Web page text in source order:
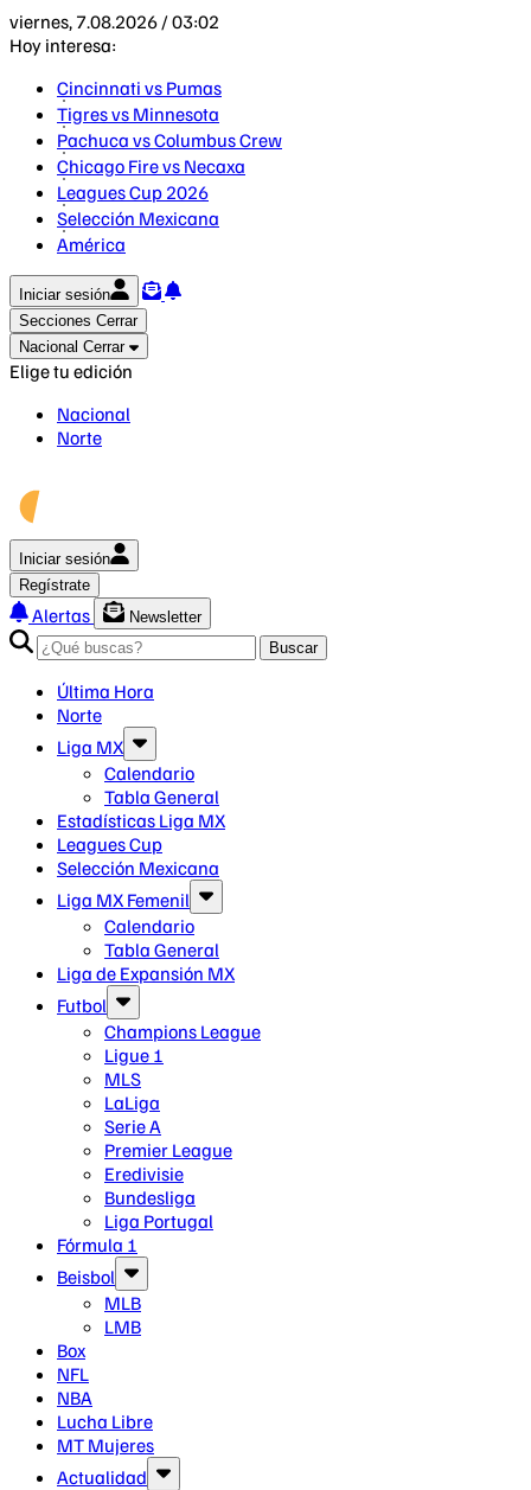
viernes, 7.08.2026 / 03:02
Hoy interesa:
Cincinnati vs Pumas
Tigres vs Minnesota
Pachuca vs Columbus Crew
Chicago Fire vs Necaxa
Leagues Cup 2026
Selección Mexicana
América
Iniciar sesión
Secciones Cerrar
Nacional Cerrar
Elige tu edición
Nacional
Norte
Iniciar sesión
Regístrate
Alertas
Newsletter
Buscar
Última Hora
Norte
Liga MX
Calendario
Tabla General
Estadísticas Liga MX
Leagues Cup
Selección Mexicana
Liga MX Femenil
Calendario
Tabla General
Liga de Expansión MX
Futbol
Champions League
Ligue 1
MLS
LaLiga
Serie A
Premier League
Eredivisie
Bundesliga
Liga Portugal
Fórmula 1
Beisbol
MLB
LMB
Box
NFL
NBA
Lucha Libre
MT Mujeres
Actualidad